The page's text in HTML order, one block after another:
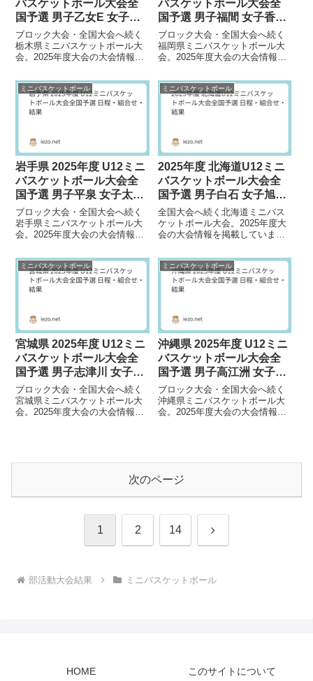
バスケットボール大会全
国予選 男子乙女E 女子西
が岡が優勝
ブロック大会・全国大会へ続く
栃木県ミニバスケットボール大
会。2025年度大会の大会情報を
年 1月10日（土）～18日（日）
大会会...
バスケットボール大会全
国予選 男子福間 女子香椎
東SWが優勝
ブロック大会・全国大会へ続く
福岡県ミニバスケットボール大
会。2025年度大会の大会情報を
リーグ：2025年 12月20日
（土）、21...
ミニバスケットボール
岩手県 2025年度 U12ミニ
バスケットボール大会全
国予選 男子平泉 女子太田
東が優勝
ブロック大会・全国大会へ続く
岩手県ミニバスケットボール大
会。2025年度大会の大会情報を
年 1月10日（土）～12日（月）
大会会...
ミニバスケットボール
2025年度 北海道U12ミニ
バスケットボール大会全
国予選 男子白石 女子旭が
優勝
全国大会へ続く北海道ミニバス
ケットボール大会。2025年度大
会の大会情報を掲載していま
（金）～11日（日）大会会場 江
別市民体育...
ミニバスケットボール
宮城県 2025年度 U12ミニ
バスケットボール大会全
国予選 男子志津川 女子お
きのが優勝
ブロック大会・全国大会へ続く
宮城県ミニバスケットボール大
会。2025年度大会の大会情報を
ミニバスケットボール
沖縄県 2025年度 U12ミニ
バスケットボール大会全
国予選 男子高江洲 女子糸
満南が優勝
ブロック大会・全国大会へ続く
沖縄県ミニバスケットボール大
会。2025年度大会の大会情報を
次のページ
1 2 14 次
部活動大会結果 ミニバスケットボール
HOME このサイトについて